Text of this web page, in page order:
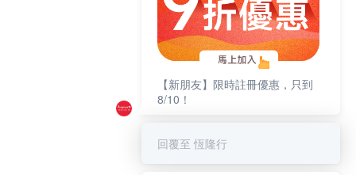
【新朋友】限時註冊優惠，只到
8/10！
回覆至 恆隆行